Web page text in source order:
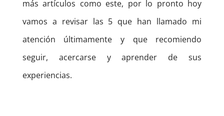
más artículos como este, por lo pronto hoy
vamos a revisar las 5 que han llamado mi
atención últimamente y que recomiendo
seguir, acercarse y aprender de sus
experiencias.